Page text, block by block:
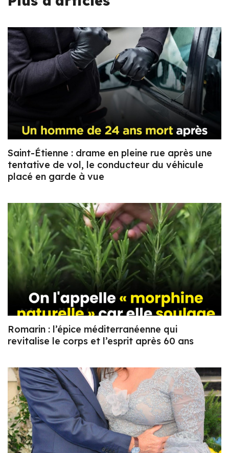
Saint-Étienne : drame en pleine rue après une
tentative de vol, le conducteur du véhicule
placé en garde à vue
Romarin : l’épice méditerranéenne qui
revitalise le corps et l’esprit après 60 ans